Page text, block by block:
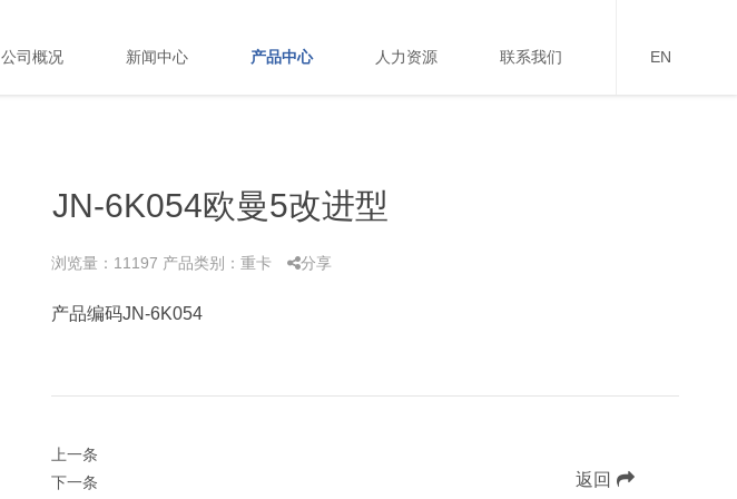
公司概况 新闻中心 产品中心 人力资源 联系我们 EN
JN-6K054欧曼5改进型
浏览量：11197 产品类别：重卡 分享
产品编码JN-6K054
上一条
下一条
返回